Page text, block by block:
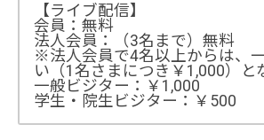
【ライブ配信】
会員：無料
法人会員：（3名まで）無料
※法人会員で4名以上からは、
い（1名さまにつき￥1,000）と
一般ビジター：￥1,000
学生・院生ビジター：￥500